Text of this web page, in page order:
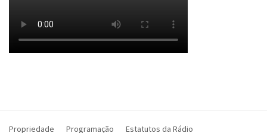
Propriedade Programação
Estatutos da Rádio